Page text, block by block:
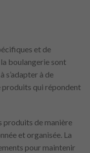
et de
boulangerie sont
s’adapter à de
produits qui répondent
produits de manière
et organisée. La
pour maintenir